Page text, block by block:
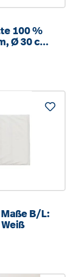
100 %
Ø 30 cm,
B/L: